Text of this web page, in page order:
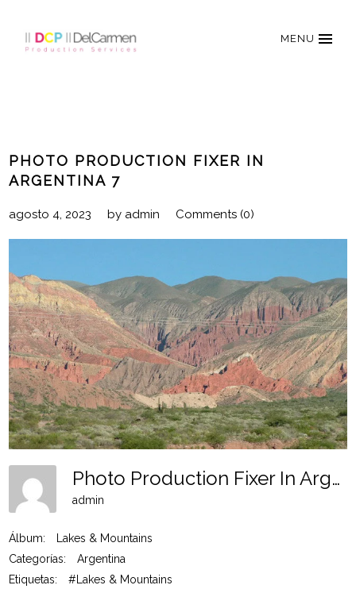
MENU
PHOTO PRODUCTION FIXER IN
ARGENTINA 7
agosto 4, 2023 by admin Comments (0)
Photo Production Fixer In Argentina 7
admin
Álbum:
Lakes & Mountains
Categorías:
Argentina
Etiquetas:
#Lakes & Mountains